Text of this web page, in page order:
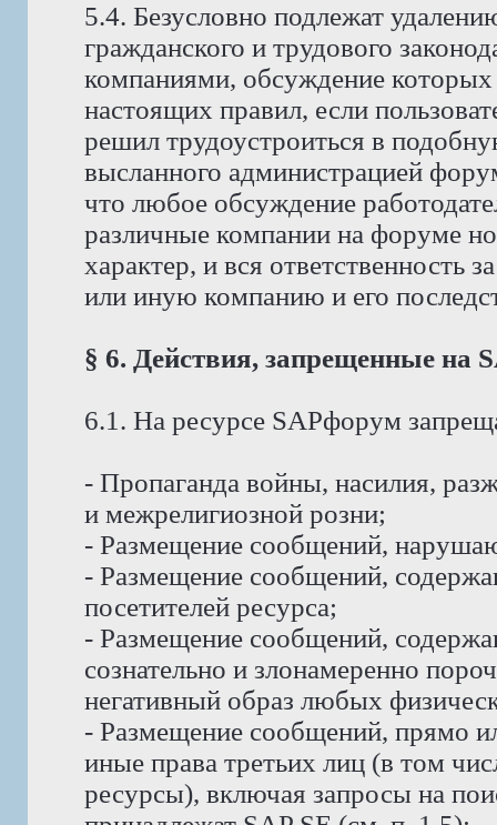
5.4. Безусловно подлежат
гражданского и трудового
компаниями, обсуждение
настоящих правил, если
решил трудоустроиться в
высланного администрацией
что любое обсуждение
различные компании на форуме
характер, и вся ответственность
или иную компанию и его
§ 6. Действия, запрещенные на
6.1. На ресурсе SAPфорум
- Пропаганда войны, насилия,
и межрелигиозной розни;
- Размещение сообщений,
- Размещение сообщений,
посетителей ресурса;
- Размещение сообщений,
сознательно и злонамеренно
негативный образ любых
- Размещение сообщений, прямо
иные права третьих лиц (в том
ресурсы), включая запросы на